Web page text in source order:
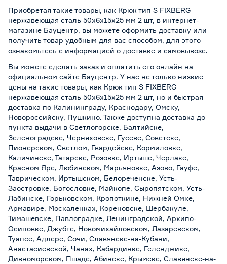
Приобретая такие товары, как Крюк тип S FIXBERG
нержавеющая сталь 50х6х15х25 мм 2 шт, в интернет-
магазине Бауцентр, вы можете оформить доставку или
получить товар удобным для вас способом, для этого
ознакомьтесь с информацией о доставке и самовывозе.
Вы можете сделать заказ и оплатить его онлайн на
официальном сайте Бауцентр. У нас не только низкие
цены на такие товары, как Крюк тип S FIXBERG
нержавеющая сталь 50х6х15х25 мм 2 шт, но и быстрая
доставка по Калининграду, Краснодару, Омску,
Новороссийску, Пушкино. Также доступна доставка до
пункта выдачи в Светлогорске, Балтийске,
Зеленоградске, Черняховске, Гусеве, Советске,
Пионерском, Светлом, Гвардейске, Кормиловке,
Каличинске, Татарске, Розовке, Иртыше, Черлаке,
Красном Яре, Любинском, Марьяновке, Азово, Гауфе,
Таврическом, Иртышском, Белореченске, Усть-
Заостровке, Богословке, Майкопе, Сыропятском, Усть-
Лабинске, Горьковском, Кропоткине, Нижней Омке,
Армавире, Москаленках, Кореновске, Шербакуле,
Тимашевске, Павлоградке, Ленинградской, Архипо-
Осиповке, Джубге, Новомихайловском, Лазаревском,
Туапсе, Адлере, Сочи, Славянске-на-Кубани,
Анастасиевской, Чанах, Кабардинке, Геленджике,
Дивноморском, Пшаде, Абинске, Крымске, Славянске-на-